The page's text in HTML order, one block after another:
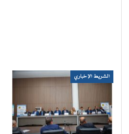
الشريط الإخباري